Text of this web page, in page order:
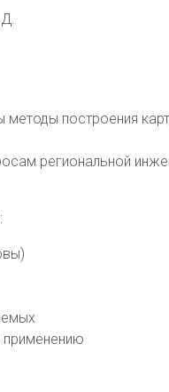
построения
региональной